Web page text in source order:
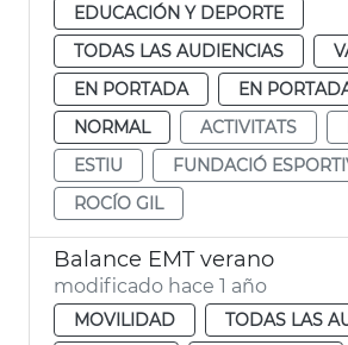
EDUCACIÓN Y DEPORTE
TODAS LAS AUDIENCIAS
EN PORTADA
EN
NORMAL
ACTIVITATS
ESTIU
FUNDACIÓ
ROCÍO GIL
Balance EMT verano
modificado hace 1 año
MOVILIDAD
TODAS LAS